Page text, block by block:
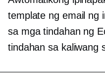
template ng email ng
sa mga tindahan ng
tindahan sa kaliwang